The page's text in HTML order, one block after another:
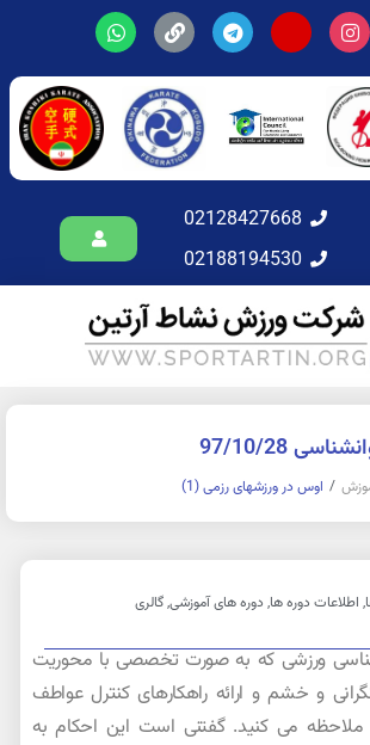
02128427668
02188194530
97/10/28
اوس در ورزشهای رزمی (1)
, اطلاعات دوره ها, دوره های آموزشی,گالری
ورزشی که به صورت تخصصی با محوریت
و خشم و ارائه راهکارهای کنترل عواطف
ملاحظه می کنید. گفتنی است این احکام به